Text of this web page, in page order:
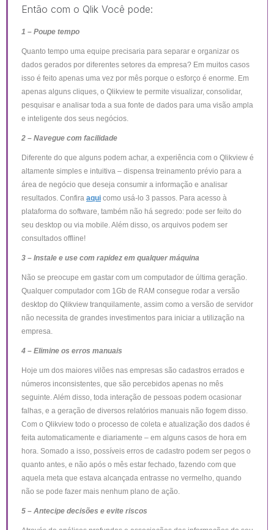
Então com o Qlik Você pode:
1 – Poupe tempo
Quanto tempo uma equipe precisaria para separar e organizar os
dados gerados por diferentes setores da empresa? Em muitos casos
isso é feito apenas uma vez por mês porque o esforço é enorme. Em
apenas alguns cliques, o Qlikview te permite visualizar, consolidar,
pesquisar e analisar toda a sua fonte de dados para uma visão ampla
e inteligente dos seus negócios.
2 – Navegue com facilidade
Diferente do que alguns podem achar, a experiência com o Qlikview é
altamente simples e intuitiva – dispensa treinamento prévio para a
área de negócio que deseja consumir a informação e analisar
resultados. Confira aqui como usá-lo 3 passos. Para acesso à
plataforma do software, também não há segredo: pode ser feito do
seu desktop ou via mobile. Além disso, os arquivos podem ser
consultados offline!
3 – Instale e use com rapidez em qualquer máquina
Não se preocupe em gastar com um computador de última geração.
Qualquer computador com 1Gb de RAM consegue rodar a versão
desktop do Qlikview tranquilamente, assim como a versão de servidor
não necessita de grandes investimentos para iniciar a utilização na
empresa.
4 – Elimine os erros manuais
Hoje um dos maiores vilões nas empresas são cadastros errados e
números inconsistentes, que são percebidos apenas no mês
seguinte. Além disso, toda interação de pessoas podem ocasionar
falhas, e a geração de diversos relatórios manuais não fogem disso.
Com o Qlikview todo o processo de coleta e atualização dos dados é
feita automaticamente e diariamente – em alguns casos de hora em
hora. Somado a isso, possíveis erros de cadastro podem ser pegos o
quanto antes, e não após o mês estar fechado, fazendo com que
aquela meta que estava alcançada entrasse no vermelho, quando
não se pode fazer mais nenhum plano de ação.
5 – Antecipe decisões e evite riscos